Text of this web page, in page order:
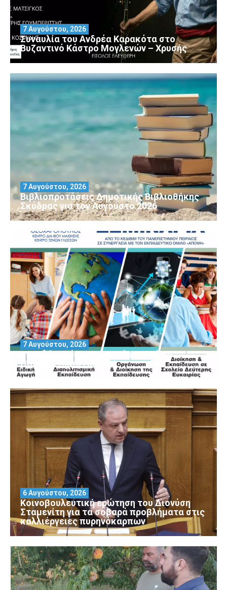
Συναυλία του Ανδρέα Καρακότα στο
Βυζαντινό Κάστρο Μογλενών – Χρυσής
7 Αυγούστου, 2026
Βιβλιοπροτάσεις Δημοτικής Βιβλιοθήκης
Σκύδρας για τον Αύγούστο 2026
7 Αυγούστου, 2026
Μοριοδοτούμενα Σεμινάρια από το
Πανεπιστήμιο Πειραιά
7 Αυγούστου, 2026
Κοινοβουλευτική ερώτηση του Διονύση
Σταμενίτη για τα σοβαρά προβλήματα στις
καλλιέργειες πυρηνόκαρπων
6 Αυγούστου, 2026